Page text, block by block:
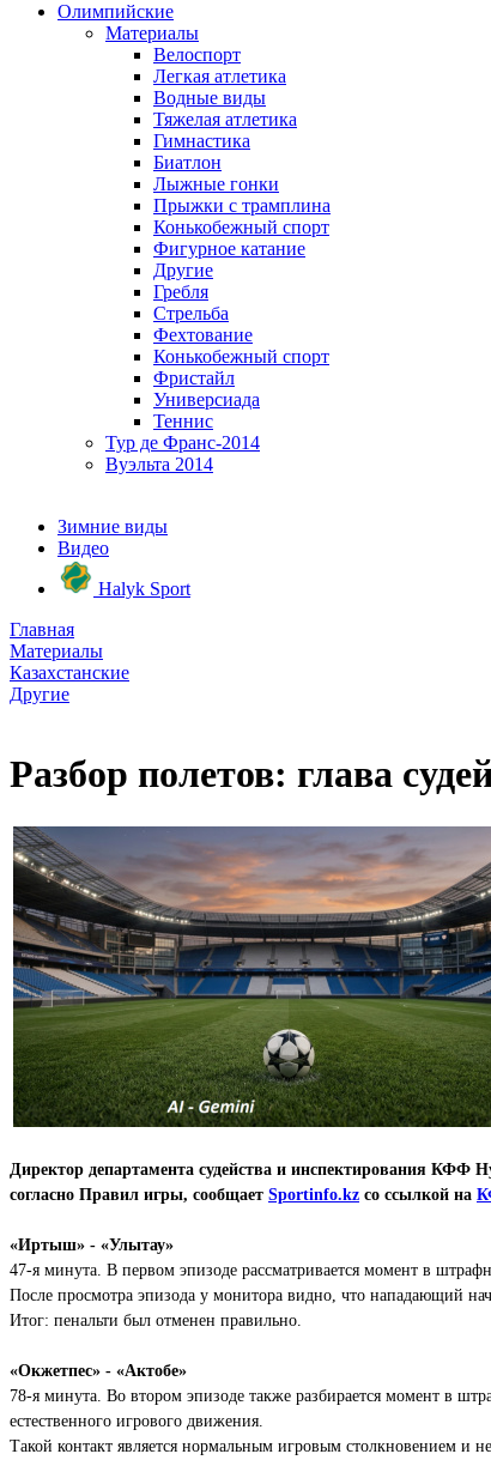
Олимпийские
Материалы
Велоспорт
Легкая атлетика
Водные виды
Тяжелая атлетика
Гимнастика
Биатлон
Лыжные гонки
Прыжки с трамплина
Конькобежный спорт
Фигурное катание
Другие
Гребля
Стрельба
Фехтование
Конькобежный спорт
Фристайл
Универсиада
Теннис
Тур де Франс-2014
Вуэльта 2014
Зимние виды
Видео
Halyk Sport
Главная
Материалы
Казахстанские
Другие
Разбор полетов: глава
Директор департамента судейства и инспектирования КФФ
согласно Правил игры, сообщает Sportinfo.kz со ссылкой на
«Иртыш» - «Улытау»
47-я минута. В первом эпизоде рассматривается момент в
После просмотра эпизода у монитора видно, что нападающий
Итог: пенальти был отменен правильно.
«Окжетпес» - «Актобе»
78-я минута. Во втором эпизоде также разбирается момент в
естественного игрового движения.
Такой контакт является нормальным игровым столкновением и